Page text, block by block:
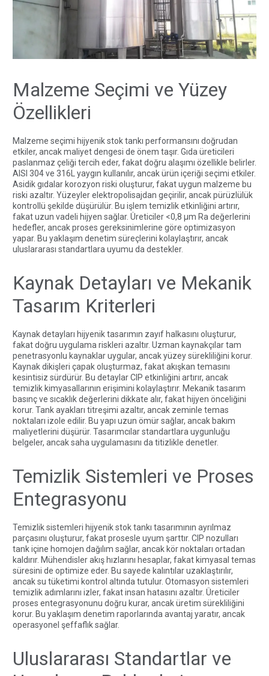
Malzeme Seçimi ve Yüzey
Özellikleri
Malzeme seçimi hijyenik stok tankı performansını doğrudan
etkiler, ancak maliyet dengesi de önem taşır. Gıda üreticileri
paslanmaz çeliği tercih eder, fakat doğru alaşımı özellikle belirler.
AISI 304 ve 316L yaygın kullanılır, ancak ürün içeriği seçimi etkiler.
Asidik gıdalar korozyon riski oluşturur, fakat uygun malzeme bu
riski azaltır. Yüzeyler elektropolisajdan geçirilir, ancak pürüzlülük
kontrollü şekilde düşürülür. Bu işlem temizlik etkinliğini artırır,
fakat uzun vadeli hijyen sağlar. Üreticiler <0,8 µm Ra değerlerini
hedefler, ancak proses gereksinimlerine göre optimizasyon
yapar. Bu yaklaşım denetim süreçlerini kolaylaştırır, ancak
uluslararası standartlara uyumu da destekler.
Kaynak Detayları ve Mekanik
Tasarım Kriterleri
Kaynak detayları hijyenik tasarımın zayıf halkasını oluşturur,
fakat doğru uygulama riskleri azaltır. Uzman kaynakçılar tam
penetrasyonlu kaynaklar uygular, ancak yüzey sürekliliğini korur.
Kaynak dikişleri çapak oluşturmaz, fakat akışkan temasını
kesintisiz sürdürür. Bu detaylar CIP etkinliğini artırır, ancak
temizlik kimyasallarının erişimini kolaylaştırır. Mekanik tasarım
basınç ve sıcaklık değerlerini dikkate alır, fakat hijyen önceliğini
korur. Tank ayakları titreşimi azaltır, ancak zeminle temas
noktaları izole edilir. Bu yapı uzun ömür sağlar, ancak bakım
maliyetlerini düşürür. Tasarımcılar standartlara uygunluğu
belgeler, ancak saha uygulamasını da titizlikle denetler.
Temizlik Sistemleri ve Proses
Entegrasyonu
Temizlik sistemleri hijyenik stok tankı tasarımının ayrılmaz
parçasını oluşturur, fakat prosesle uyum şarttır. CIP nozulları
tank içine homojen dağılım sağlar, ancak kör noktaları ortadan
kaldırır. Mühendisler akış hızlarını hesaplar, fakat kimyasal temas
süresini de optimize eder. Bu sayede kalıntılar uzaklaştırılır,
ancak su tüketimi kontrol altında tutulur. Otomasyon sistemleri
temizlik adımlarını izler, fakat insan hatasını azaltır. Üreticiler
proses entegrasyonunu doğru kurar, ancak üretim sürekliliğini
korur. Bu yaklaşım denetim raporlarında avantaj yaratır, ancak
operasyonel şeffaflık sağlar.
Uluslararası Standartlar ve